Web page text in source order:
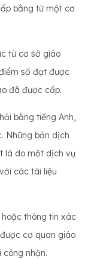
bằng từ một cơ
từ cơ sở giáo
số đạt được
đã được cấp.
bằng tiếng Anh,
Những bản dịch
là do một dịch vụ
các tài liệu
hoặc thông tin xác
cơ quan giáo
nhận.